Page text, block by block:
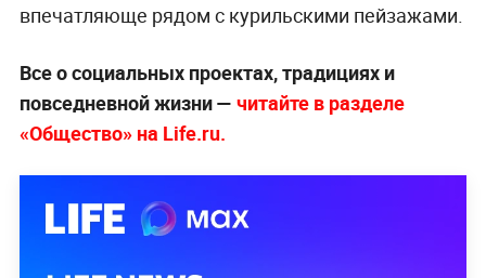
впечатляюще рядом с курильскими пейзажами.
Все о социальных проектах, традициях и
повседневной жизни — читайте в разделе
«Общество» на Life.ru.